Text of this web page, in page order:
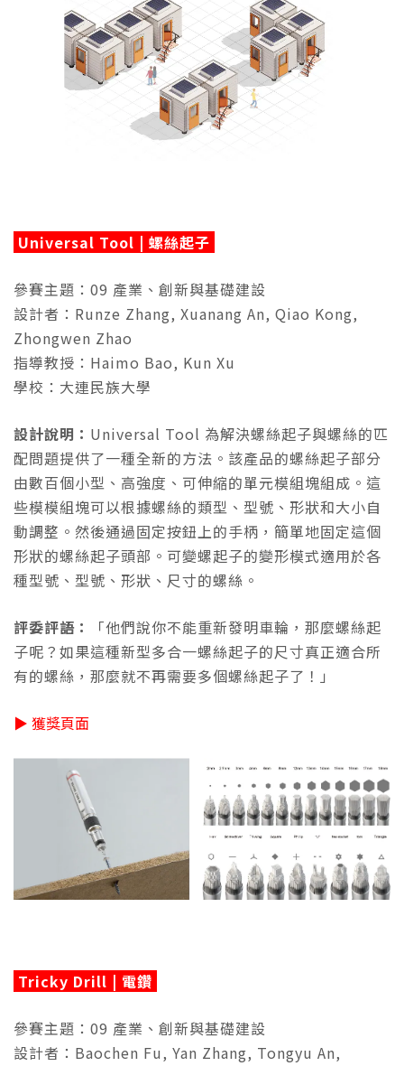
Universal Tool | 螺絲起子
參賽主題：09 產業、創新與基礎建設
設計者：Runze Zhang, Xuanang An, Qiao Kong,
Zhongwen Zhao
指導教授：Haimo Bao, Kun Xu
學校：大連民族大學
設計說明： Universal Tool 為解決螺絲起子與螺絲的匹
配問題提供了一種全新的方法。該產品的螺絲起子部分
由數百個小型、高強度、可伸縮的單元模組塊組成。這
些模模組塊可以根據螺絲的類型、型號、形狀和大小自
動調整。然後通過固定按鈕上的手柄，簡單地固定這個
形狀的螺絲起子頭部。可變螺起子的變形模式適用於各
種型號、型號、形狀、尺寸的螺絲。
評委評語：
「他們說你不能重新發明車輪，那麼螺絲起
子呢？如果這種新型多合一螺絲起子的尺寸真正適合所
有的螺絲，那麼就不再需要多個螺絲起子了！」
▶ 獲獎頁面
Tricky Drill | 電鑽
參賽主題：09 產業、創新與基礎建設
設計者：Baochen Fu, Yan Zhang, Tongyu An,